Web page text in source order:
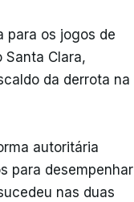
para os jogos de
Clara,
da derrota na
autoritária
para desempenhar
nas duas